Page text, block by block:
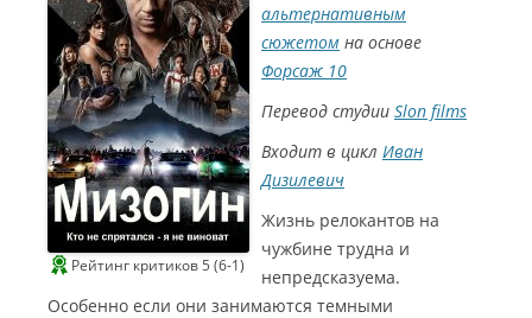
Рейтинг критиков 5 (6-1)
альтернативным
сюжетом на основе
Форсаж 10
Перевод студии Slon films
Входит в цикл Иван
Дизилевич
Жизнь релокантов на
чужбине трудна и
непредсказуема.
Особенно если они занимаются темными